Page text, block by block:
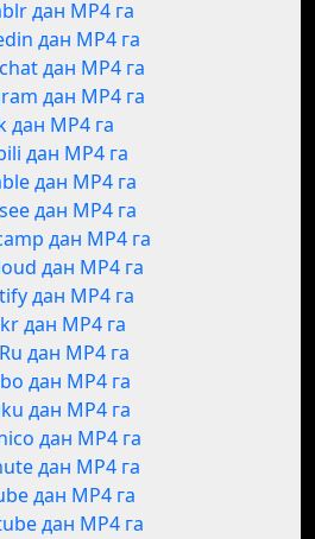
дан MP4 га
дан MP4 га
дан MP4 га
дан MP4 га
дан MP4 га
дан MP4 га
дан MP4 га
дан MP4 га
дан MP4 га
дан MP4 га
дан MP4 га
дан MP4 га
дан MP4 га
дан MP4 га
дан MP4 га
дан MP4 га
дан MP4 га
дан MP4 га
дан MP4 га